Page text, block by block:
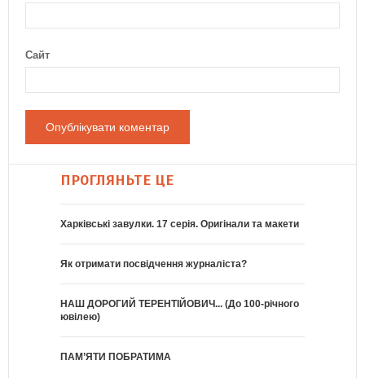
Сайт
ПРОГЛЯНЬТЕ ЦЕ
Харківські завулки. 17 серія. Оригінали та макети
Як отримати посвідчення журналіста?
НАШ ДОРОГИЙ ТЕРЕНТІЙОВИЧ... (До 100-річного
ювілею)
ПАМ’ЯТИ ПОБРАТИМА